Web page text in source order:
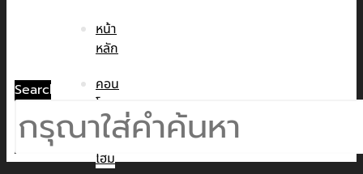
หน้า
หลัก
คอน
โด
ทาวน์
โฮม
Search